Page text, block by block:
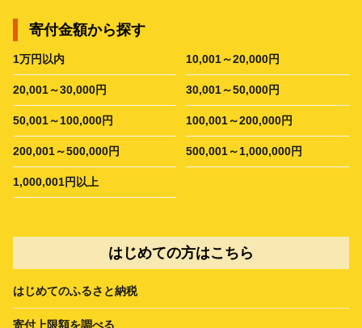
寄付金額から探す
1万円以内 10,001～20,000円
20,001～30,000円 30,001～50,000円
50,001～100,000円 100,001～200,000円
200,001～500,000円 500,001～1,000,000円
1,000,001円以上
はじめての方はこちら
はじめてのふるさと納税
寄付上限額を調べる